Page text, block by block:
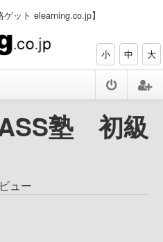
ット elearning.co.jp】
小 中 大
塾 初級
ュー